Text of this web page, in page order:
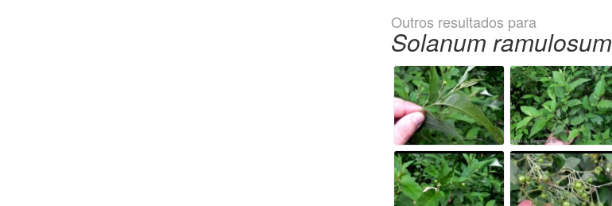
Outros resultados para
Solanum ramulosum